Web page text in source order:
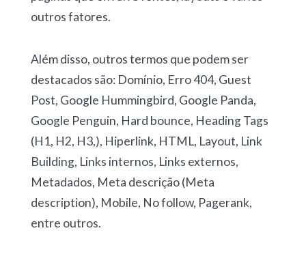
outros fatores.
Além disso, outros termos que podem ser
destacados são: Domínio, Erro 404, Guest
Post, Google Hummingbird, Google Panda,
Google Penguin, Hard bounce, Heading Tags
(H1, H2, H3,), Hiperlink, HTML, Layout, Link
Building, Links internos, Links externos,
Metadados, Meta descrição (Meta
description), Mobile, No follow, Pagerank,
entre outros.